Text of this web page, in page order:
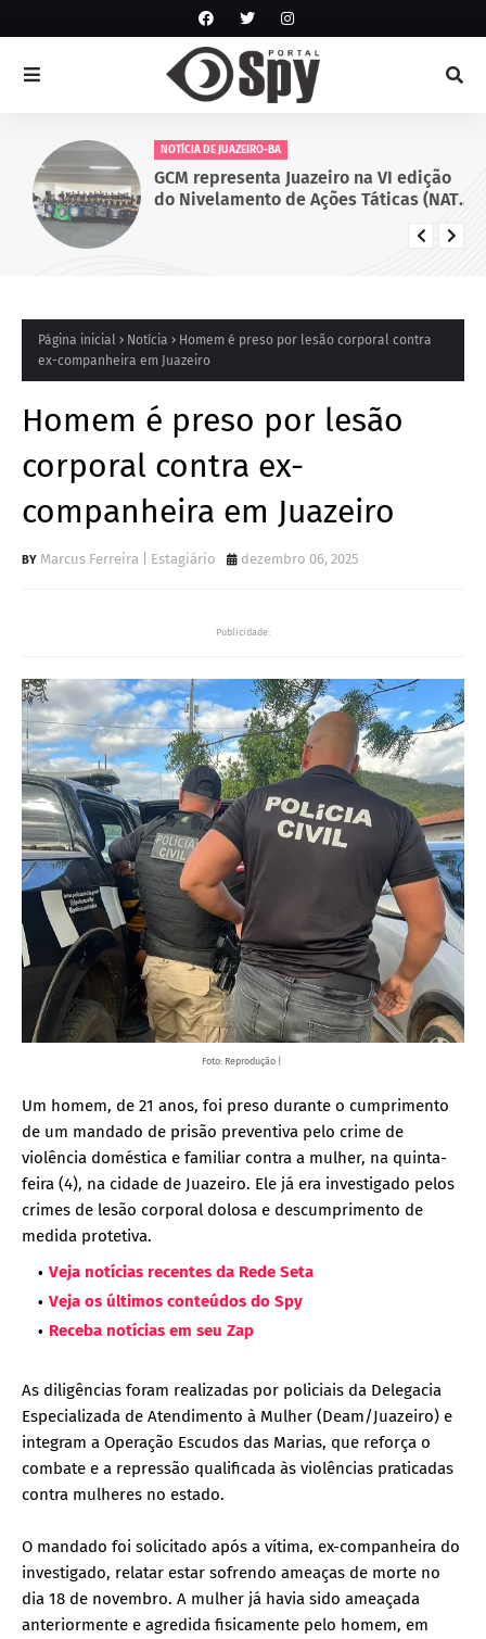
NOTÍCIA DE JUAZEIRO-BA
GCM representa Juazeiro na VI edição
do Nivelamento de Ações Táticas (NAT-
Página inicial Notícia
Homem é preso por lesão corporal contra
ex-companheira em Juazeiro
Homem é preso por lesão
corporal contra ex-
companheira em Juazeiro
Marcus Ferreira | Estagiário dezembro 06, 2025
Publicidade:
Foto: Reprodução |
Um homem, de 21 anos, foi preso durante o cumprimento
de um mandado de prisão preventiva pelo crime de
violência doméstica e familiar contra a mulher, na quinta-
feira (4), na cidade de Juazeiro. Ele já era investigado pelos
crimes de lesão corporal dolosa e descumprimento de
medida protetiva.
Veja notícias recentes da Rede Seta
Veja os últimos conteúdos do Spy
Receba notícias em seu Zap
As diligências foram realizadas por policiais da Delegacia
Especializada de Atendimento à Mulher (Deam/Juazeiro) e
integram a Operação Escudos das Marias, que reforça o
combate e a repressão qualificada às violências praticadas
contra mulheres no estado.
O mandado foi solicitado após a vítima, ex-companheira do
investigado, relatar estar sofrendo ameaças de morte no
dia 18 de novembro. A mulher já havia sido ameaçada
anteriormente e agredida fisicamente pelo homem, em